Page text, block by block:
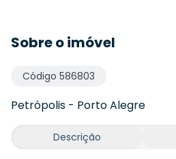
Sobre o imóvel
Código 586803
Petrópolis - Porto Alegre
Descrição